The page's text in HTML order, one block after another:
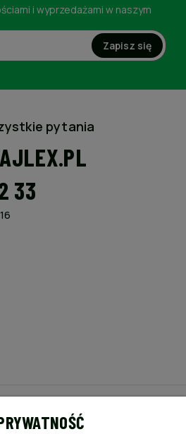
i wyprzedażami w naszym
Zapisz się
pytania
33